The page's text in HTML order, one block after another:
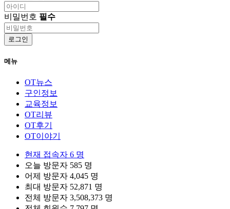
비밀번호 필수
로그인
메뉴
OT뉴스
구인정보
교육정보
OT리뷰
OT후기
OT이야기
현재 접속자 6 명
오늘 방문자 585 명
어제 방문자 4,045 명
최대 방문자 52,871 명
전체 방문자 3,508,373 명